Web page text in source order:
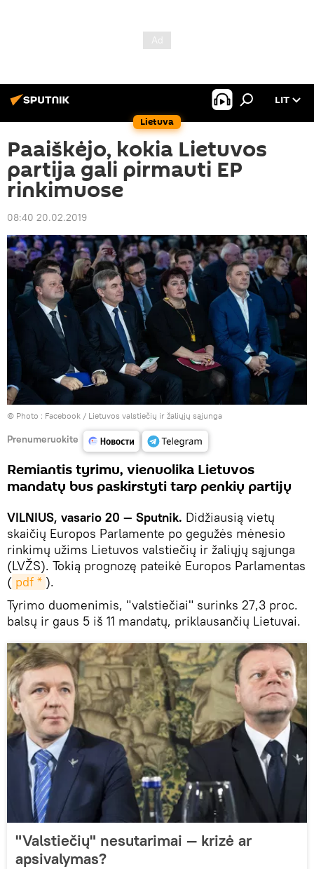
Lietuva
LIT
Paaiškėjo, kokia Lietuvos
partija gali pirmauti EP
rinkimuose
08:40 20.02.2019
© Photo : Facebook / Lietuvos valstiečių ir žaliųjų sąjunga
Prenumeruokite
Remiantis tyrimu, vienuolika Lietuvos
mandatų bus paskirstyti tarp penkių partijų
VILNIUS, vasario 20 — Sputnik. Didžiausią vietų
skaičių Europos Parlamente po gegužės mėnesio
rinkimų užims Lietuvos valstiečių ir žaliųjų sąjunga
(LVŽS). Tokią prognozę pateikė Europos Parlamentas
( pdf * ).
Tyrimo duomenimis, "valstiečiai" surinks 27,3 proc.
balsų ir gaus 5 iš 11 mandatų, priklausančių Lietuvai.
"Valstiečių" nesutarimai — krizė ar
apsivalymas?